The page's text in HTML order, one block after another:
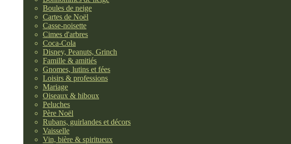
Boules de neige
Cartes de Noël
Casse-noisette
Cimes d'arbres
Coca-Cola
Disney, Peanuts, Grinch
Famille & amitiés
Gnomes, lutins et fées
Loisirs & professions
Mariage
Oiseaux & hiboux
Peluches
Père Noël
Rubans, guirlandes et décors
Vaisselle
Vin, bière & spiritueux